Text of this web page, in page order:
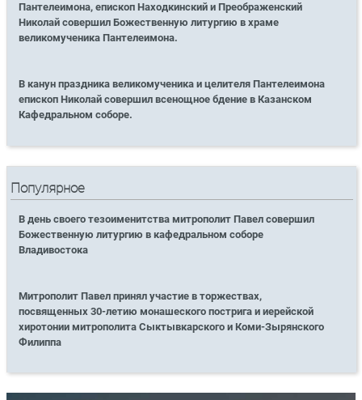
Пантелеимона, епископ Находкинский и Преображенский
Николай совершил Божественную литургию в храме
великомученика Пантелеимона.
В канун праздника великомученика и целителя Пантелеимона
епископ Николай совершил всенощное бдение в Казанском
Кафедральном соборе.
Популярное
В день своего тезоименитства митрополит Павел совершил
Божественную литургию в кафедральном соборе
Владивостока
Митрополит Павел принял участие в торжествах,
посвященных 30-летию монашеского пострига и иерейской
хиротонии митрополита Сыктывкарского и Коми-Зырянского
Филиппа